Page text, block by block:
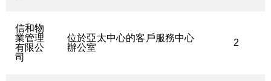
信和物
業管理
有限公
司
位於亞太中心的客戶服務中心
辦公室
2